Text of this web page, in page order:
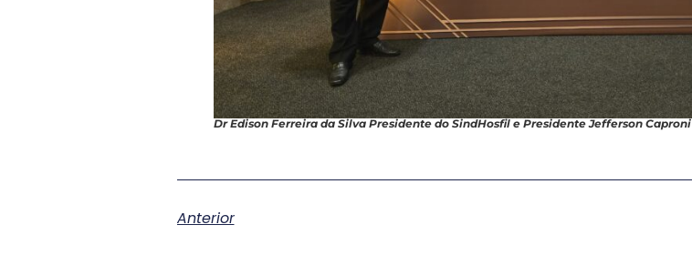
Dr Edison Ferreira da Silva Presidente do SindHosfil e Presidente Jefferson Caproni
Anterior